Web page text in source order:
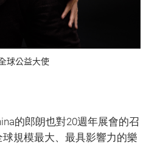
球公益大使
的郎朗也對20週年展會的召
球規模最大、最具影響力的樂